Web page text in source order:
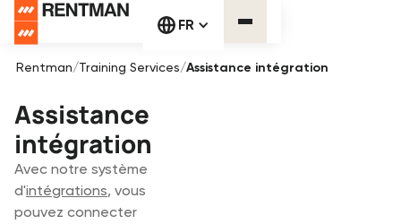
FR
Rentman/Training Services/Assistance intégration
Assistance
intégration
Avec notre système
d'intégrations, vous
pouvez connecter